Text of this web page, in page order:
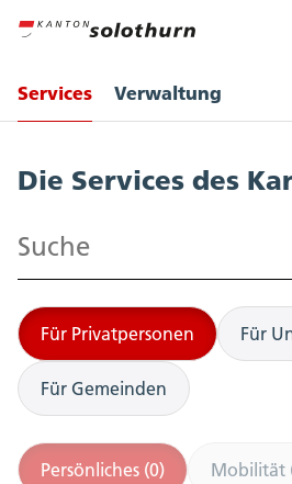
Services Verwaltung
Die Services des
Suchen
Für Privatpersonen Für
Für Gemeinden
Persönliches (0) Mobilität